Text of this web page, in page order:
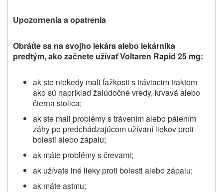
Upozornenia a opatrenia
Obráťte sa na svojho lekára alebo lekárnika
predtým, ako začnete užívať Voltaren Rapid 25 mg:
ak ste niekedy mali ťažkosti s tráviacim traktom
ako sú napríklad žalúdočné vredy, krvavá alebo
čierna stolica;
ak ste mali problémy s trávením alebo pálením
záhy po predchádzajúcom užívaní liekov proti
bolesti alebo zápalu;
ak máte problémy s črevami;
ak užívate iné lieky proti bolesti alebo zápalu;
ak máte astmu;